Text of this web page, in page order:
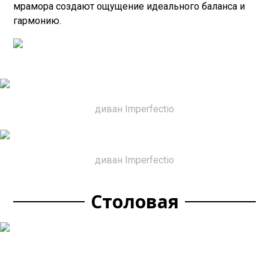
мрамора создают ощущение идеального баланса и
гармонию.
диван Imperfectio
диван Imperfectio
Столовая